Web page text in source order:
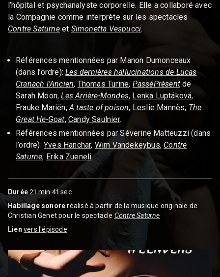
l’hôpital et psychanalyste corporelle. Elle a collaboré avec
la Compagnie comme interprète sur les spectacles
Contre Saturne et Simonetta Vespucci.
Références mentionnées par Manon Dumonceaux
(dans l’ordre):Les dernières hallucinations de Lucas
Cranach l’Ancien, Thomas Turine, PasséPrésent de
Sarah Moon,Les Arrière-Mondes, Lenka Luptáková,
Frauke Mariën,A taste of poison, Leslie Mannès, The
Great He-Goat,Candy Saulnier.
Références mentionnées par Séverine Matteuzzi (dans
l’ordre):Yves Hanchar, Wim Vandekeybus, Contre
Saturne, Erika Zueneli.
Durée21 min 41 sec
Habillage sonoreréalisé à partir de la musique originale de
Christian Genet pour le spectacle Contre Saturne
Lien vers l'épisode